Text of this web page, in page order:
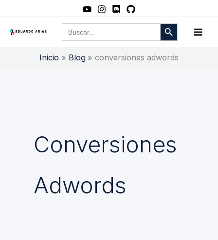
contenido
Buscar: Botón de búsqueda
Inicio Blog conversiones adwords
Conversiones
Adwords